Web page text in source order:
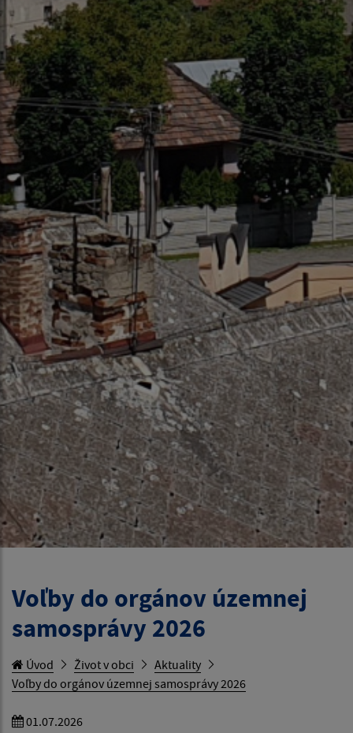
Voľby do orgánov územnej
samosprávy 2026
Úvod Život v obci
Aktuality
Voľby do orgánov územnej samosprávy 2026
01.07.2026